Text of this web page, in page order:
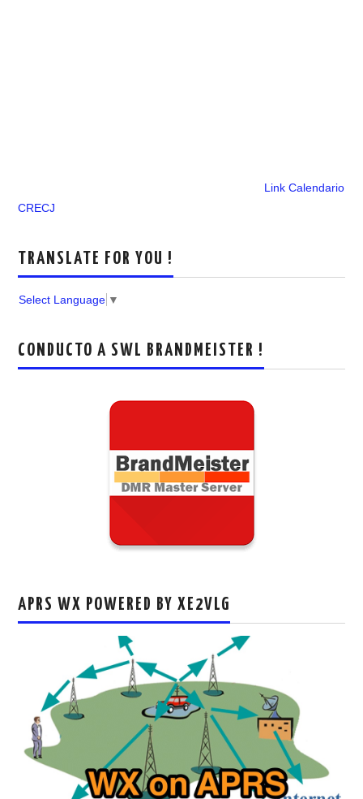
Link Calendario
CRECJ
TRANSLATE FOR YOU !
Select Language ▼
CONDUCTO A SWL BRANDMEISTER !
APRS WX POWERED BY XE2VLG